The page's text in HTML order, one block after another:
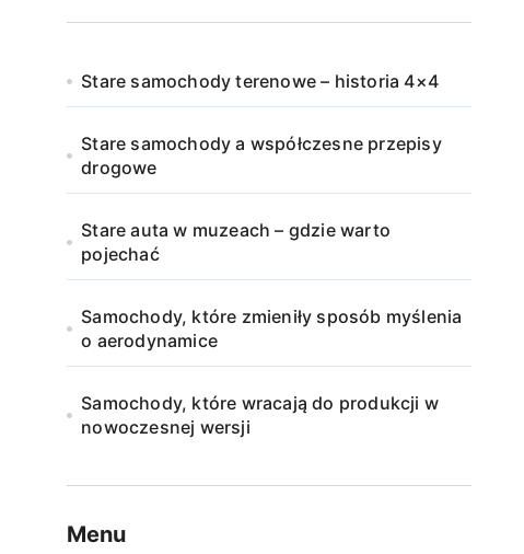
Stare samochody terenowe – historia 4×4
Stare samochody a współczesne przepisy
drogowe
Stare auta w muzeach – gdzie warto
pojechać
Samochody, które zmieniły sposób myślenia
o aerodynamice
Samochody, które wracają do produkcji w
nowoczesnej wersji
Menu